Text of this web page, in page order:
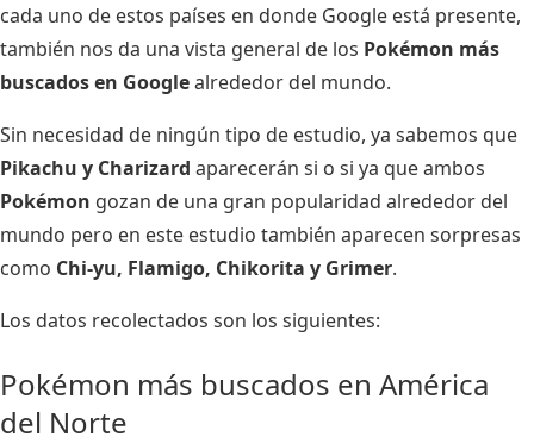
cada uno de estos países en donde Google está presente,
también nos da una vista general de los Pokémon más
buscados en Googlealrededor del mundo.
Sin necesidad de ningún tipo de estudio, ya sabemos que
Pikachu y Charizard aparecerán si o si ya que ambos
Pokémon gozan de una gran popularidad alrededor del
mundo pero en este estudio también aparecen sorpresas
como Chi-yu, Flamigo, Chikorita y Grimer.
Los datos recolectados son los siguientes:
Pokémon más buscados en América
del Norte